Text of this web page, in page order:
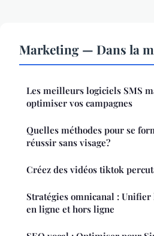
Marketing — Dans la
Les meilleurs logiciels SMS
optimiser vos campagnes
Quelles méthodes pour se
réussir sans visage?
Créez des vidéos tiktok
Stratégies omnicanal :
en ligne et hors ligne